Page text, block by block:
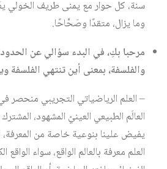
سنة، كل حوار مع يمنى طريف الخولي
وما يزال، متقدًا وصَحَّاحًا.
مرحبا بكِ، في البدء سؤالي عن الحدود
والفلسفة، بمعنى أين تنتهي الفلسفة
– العلم الرياضياتي التجريبي منحصر
العالَم الطبيعي العينيّ المشهود،
يفيض علينا بنوعية خاصة من المعرفة،
العلم معرفة بالعالم الواقع، سواء